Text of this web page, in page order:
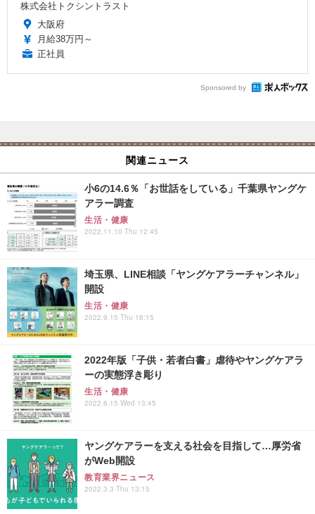
株式会社トクシントラスト
大阪府
月給38万円～
正社員
Sponsored by
関連ニュース
小6の14.6％「お世話をしている」千葉県ヤングケ
アラー調査
生活・健康
2022.11.10 Thu 12:45
埼玉県、LINE相談「ヤングケアラーチャンネル」
開設
生活・健康
2022.9.15 Thu 18:15
2022年版「子供・若者白書」虐待やヤングケアラ
ーの実態浮き彫り
生活・健康
2022.6.15 Wed 13:45
ヤングケアラーを支える社会を目指して…厚労省
がWeb開設
教育業界ニュース
2022.3.3 Thu 13:15